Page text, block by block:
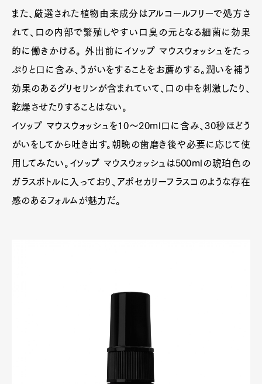
また、厳選された植物由来成分はアルコールフリーで処方さ
れて、口の内部で繁殖しやすい口臭の元となる細菌に効果
的に働きかける。 外出前にイソップ マウスウォッシュをたっ
ぷりと口に含み、うがいをすることをお薦めする。潤いを補う
効果のあるグリセリンが含まれていて、口の中を刺激したり、
乾燥させたりすることはない。
イソップ マウスウォッシュを10～20ml口に含み、30秒ほどう
がいをしてから吐き出す。朝晩の歯磨き後や必要に応じて使
用してみたい。イソップ マウスウォッシュは500mlの琥珀色の
ガラスボトルに入っており、アポセカリーフラスコのような存在
感のあるフォルムが魅力だ。